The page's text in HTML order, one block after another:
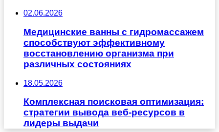
02.06.2026
Медицинские ванны с гидромассажем
способствуют эффективному
восстановлению организма при
различных состояниях
18.05.2026
Комплексная поисковая оптимизация:
стратегии вывода веб-ресурсов в
лидеры выдачи